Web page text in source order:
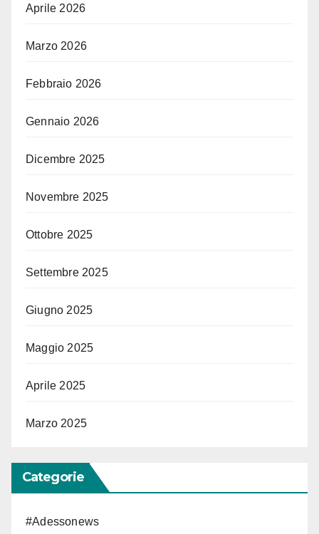
Aprile 2026
Marzo 2026
Febbraio 2026
Gennaio 2026
Dicembre 2025
Novembre 2025
Ottobre 2025
Settembre 2025
Giugno 2025
Maggio 2025
Aprile 2025
Marzo 2025
Categorie
#Adessonews